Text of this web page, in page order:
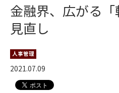
金融界、広がる
見直し
人事管理
2021.07.09